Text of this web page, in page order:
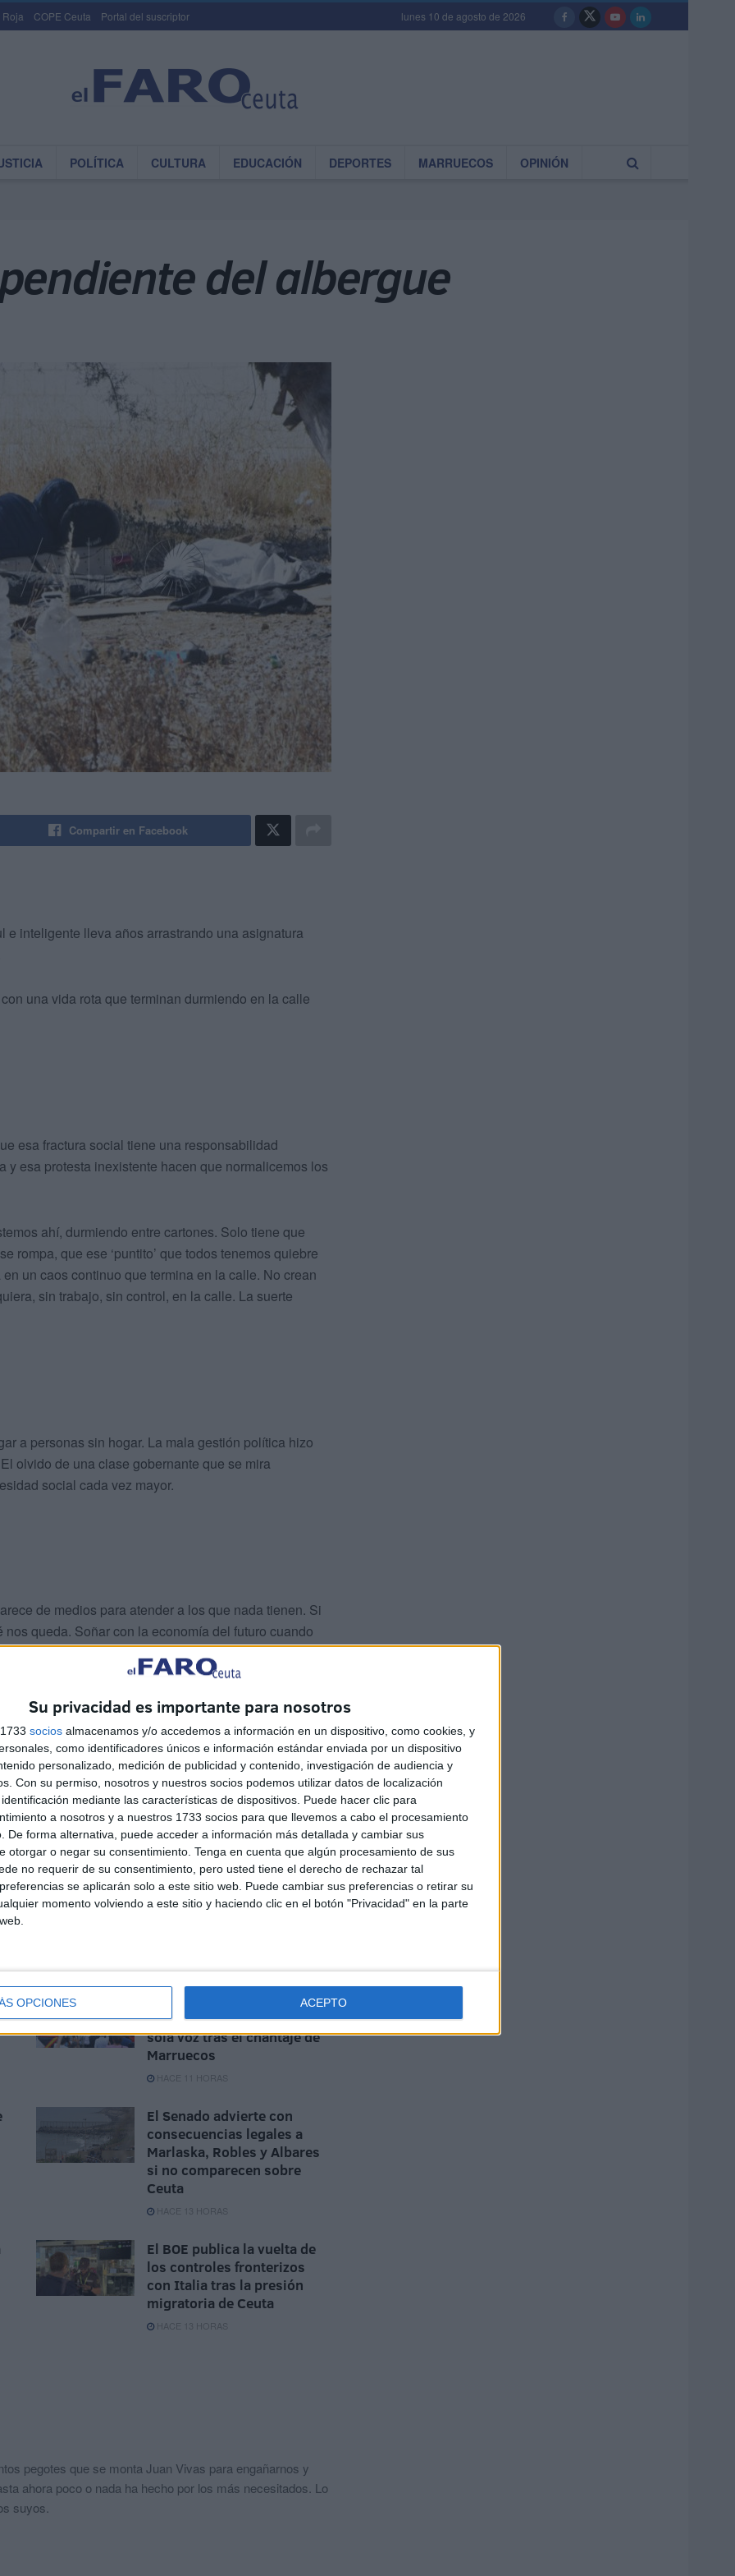
Su privacidad es importante para nosotros
socios almacenamos y/o accedemos a información en un dispositivo, como cookies, y
como identificadores únicos e información estándar enviada por un dispositivo
personalizado, medición de publicidad y contenido, investigación de audiencia y
Con su permiso, nosotros y nuestros socios podemos utilizar datos de localización
mediante las características de dispositivos. Puede hacer clic para
a nosotros y a nuestros 1733 socios para que llevemos a cabo el procesamiento
De forma alternativa, puede acceder a información más detallada y cambiar sus
otorgar o negar su consentimiento. Tenga en cuenta que algún procesamiento de sus
no requerir de su consentimiento, pero usted tiene el derecho de rechazar tal
se aplicarán solo a este sitio web. Puede cambiar sus preferencias o retirar su
momento volviendo a este sitio y haciendo clic en el botón "Privacidad" en la parte
OPCIONES ACEPTO
Roja COPE Ceuta Portal del suscriptor lunes 10 de agosto de 2026
POLÍTICA CULTURA EDUCACIÓN DEPORTES MARRUECOS OPINIÓN
del albergue
Compartir en Facebook
inteligente lleva años arrastrando una asignatura
una vida rota que terminan durmiendo en la calle
esa fractura social tiene una responsabilidad
esa protesta inexistente hacen que normalicemos los
ahí, durmiendo entre cartones. Solo tiene que
rompa, que ese ‘puntito’ que todos tenemos quiebre
un caos continuo que termina en la calle. No crean
sin trabajo, sin control, en la calle. La suerte
a personas sin hogar. La mala gestión política hizo
olvido de una clase gobernante que se mira
social cada vez mayor.
de medios para atender a los que nada tienen. Si
queda. Soñar con la economía del futuro cuando
es un ejercicio de hipocresía política, sino que es
más pronto que tarde ese albergue, si funcionará
si dispondrá de una maquinaria adecuada para
poco más orgullosos de nuestra sociedad y de
"Ceuta no se vende": miles
de ceutíes se unen en una
sola voz tras el chantaje de
Marruecos
HACE 11 HORAS
El Senado advierte con
consecuencias legales a
Marlaska, Robles y Albares
si no comparecen sobre
Ceuta
HACE 13 HORAS
El BOE publica la vuelta de
los controles fronterizos
con Italia tras la presión
migratoria de Ceuta
HACE 13 HORAS
pegotes que se monta Juan Vivas para engañarnos y
ahora poco o nada ha hecho por los más necesitados. Lo
suyos.